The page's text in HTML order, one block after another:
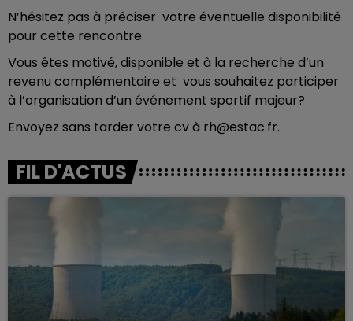
N’hésitez pas à préciser votre éventuelle disponibilité
pour cette rencontre.
Vous êtes motivé, disponible et à la recherche d’un
revenu complémentaire et vous souhaitez participer
à l’organisation d’un événement sportif majeur?
Envoyez sans tarder votre cv à rh@estac.fr.
FIL D'ACTUS